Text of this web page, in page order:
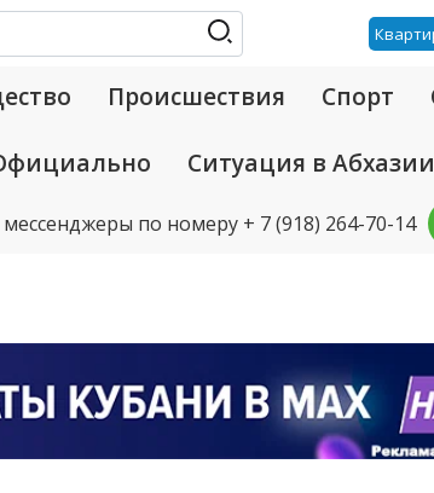
Происшествия Спорт
Ситуация в Абхазии
по номеру + 7 (918) 264-70-14